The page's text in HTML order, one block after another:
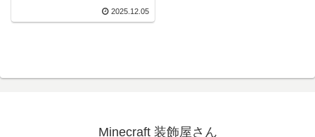
2025.12.05
Minecraft 装飾屋さん